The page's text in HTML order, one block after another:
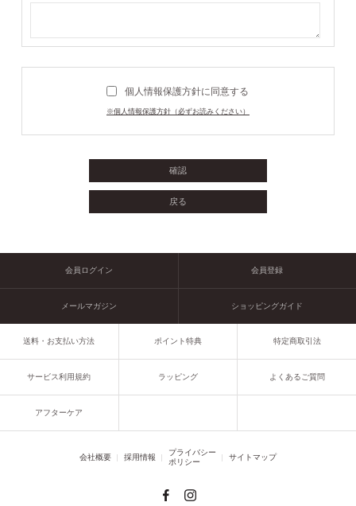
個人情報保護方針に同意する
※個人情報保護方針（必ずお読みください）
会員ログイン 会員登録
メールマガジン ショッピングガイド
送料・お支払い方法 ポイント特典 特定商取引法
サービス利用規約 ラッピング よくあるご質問
アフターケア
会社概要 採用情報
プライバシー
ポリシー
サイトマップ